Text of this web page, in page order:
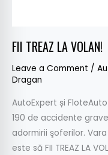
FII TREAZ LA VOLAN!
Leave a Comment /
Dragan
AutoExpert și FloteAuto
190 de accidente
adormirii şoferilor.
este să FII TREAZ LA